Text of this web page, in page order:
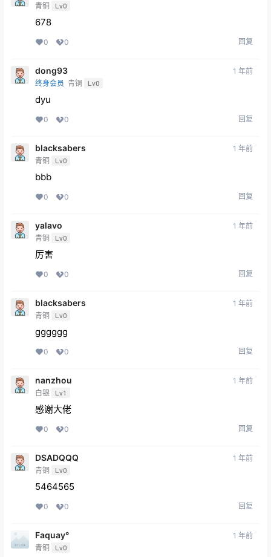
青铜 Lv0
678
0 0 回复
dong93
终身会员 青铜 Lv0
1 年前
dyu
0 0 回复
blacksabers
青铜 Lv0
1 年前
bbb
0 0 回复
yalavo
青铜 Lv0
1 年前
厉害
0 0 回复
blacksabers
青铜 Lv0
1 年前
gggggg
0 0 回复
nanzhou
白银 Lv1
1 年前
感谢大佬
0 0 回复
DSADQQQ
青铜 Lv0
1 年前
5464565
0 0 回复
Faquay°
青铜 Lv0
1 年前